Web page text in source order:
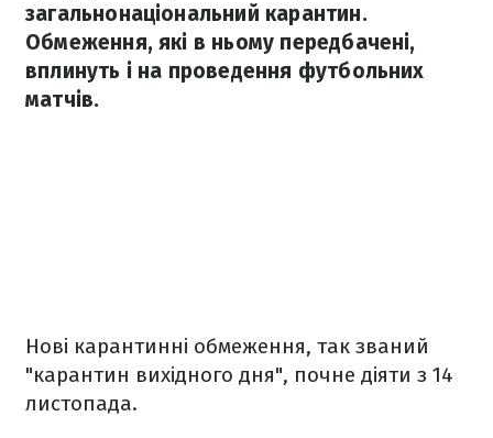
загальнонаціональний карантин.
Обмеження, які в ньому передбачені,
вплинуть і на проведення футбольних
матчів.
Нові карантинні обмеження, так званий
"карантин вихідного дня", почне діяти з 14
листопада.